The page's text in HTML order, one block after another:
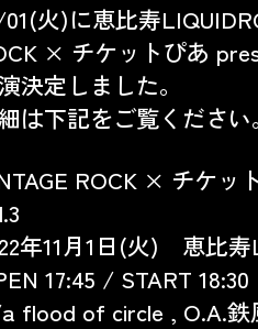
火)に恵比寿
× チケットぴあ
決定しました。
は下記をご覧ください。
ROCK × チケッ
年11月1日(火) 恵比寿
17:45 / START 18:30
flood of circle , O.A.鉄